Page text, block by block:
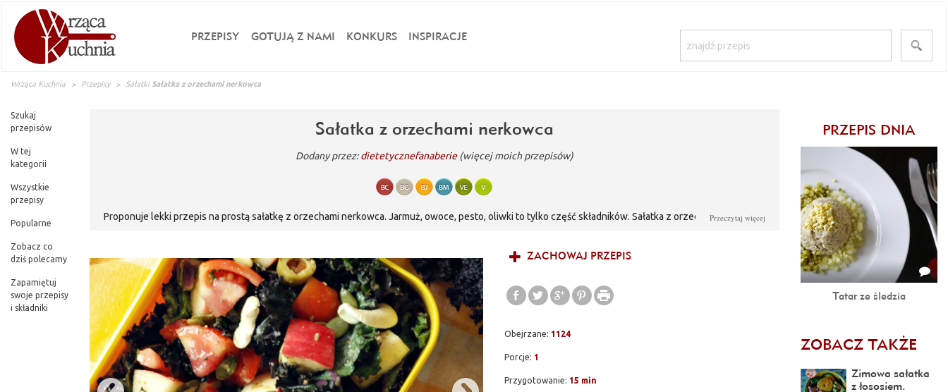
PRZEPISY GOTUJĄ Z NAMI KONKURS INSPIRACJE
Wrząca Kuchnia Przepisy Sałatki Sałatka z orzechami nerkowca
Szukaj
przepisów
W tej
kategorii
Wszystkie
przepisy
Popularne
Zobacz co
dziś polecamy
Zapamiętuj
swoje przepisy
i składniki
Sałatka z orzechami nerkowca
Dodany przez:dietetycznefanaberie (więcej moich przepisów)
Proponuje lekki przepis na prostą sałatkę z orzechami nerkowca. Jarmuż, owoce, pesto, oliwki to tylko część składników. Sałatka z orzechami nerkowca
Przeczytaj więcej
ZACHOWAJ PRZEPIS
Obejrzane: 1124
Porcje: 1
Przygotowanie: 15 min
PRZEPIS DNIA
Tatar ze śledzia
ZOBACZ TAKŻE
Zimowa sałatka
z łososiem.